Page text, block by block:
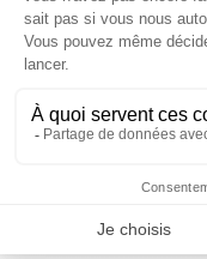
tomate sa couleur
connu pour être un
protéger contre le
maladies
tomate contient
contribuer à la